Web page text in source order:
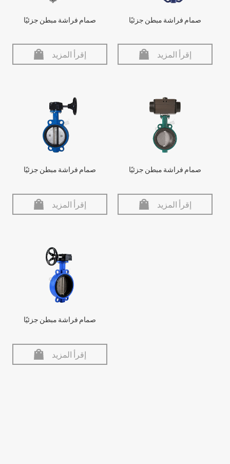
صمام فراشة مبطن جزئيًا
إقرأ المزيد
صمام فراشة مبطن جزئيًا
إقرأ المزيد
صمام فراشة مبطن جزئيًا
إقرأ المزيد
صمام فراشة مبطن جزئيًا
إقرأ المزيد
صمام فراشة مبطن جزئيًا
إقرأ المزيد